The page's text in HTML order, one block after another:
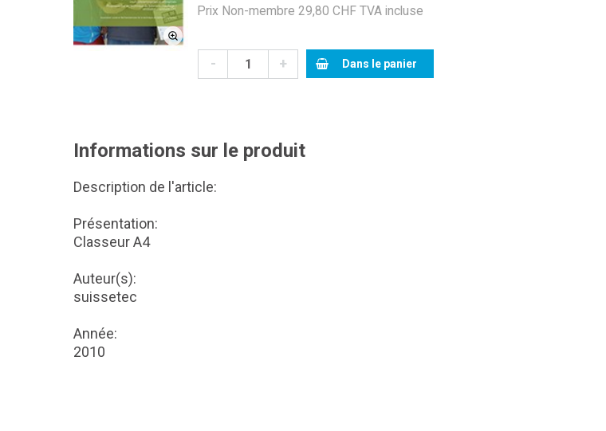
Prix Non-membre 29,80 CHF TVA incluse
- + Dans le panier
Informations sur le produit
Description de l'article:
Présentation:
Classeur A4
Auteur(s):
suissetec
Année:
2010